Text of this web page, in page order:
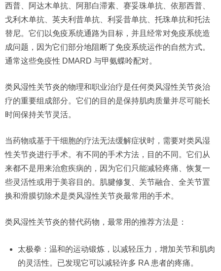
西普、阿达木单抗、阿那白滞素、赛妥珠单抗、依那西普、
戈利木单抗、英夫利昔单抗、利妥昔单抗、托珠单抗和托法
替尼。它们以免疫系统通路为目标，并且经常对免疫系统造
成问题，因为它们部分地阻断了免疫系统运作的自然方式。
通常这些免疫性 DMARD 与甲氨蝶呤配对。
类风湿性关节炎的物理和职业治疗是任何类风湿性关节炎治
疗的重要组成部分。它们的目的是保持肌肉质量并尽可能长
时间保持关节灵活。
当药物或基于干细胞的疗法无法缓解症状时，需要对类风湿
性关节炎进行手术。有不同的手术方法，目的不同。它们从
来都不是用来治愈疾病的，因为它们只能减轻疼痛、恢复一
些灵活性或用于美容目的。肌腱修复、关节融合、全关节置
换和滑膜切除术是类风湿性关节炎最常用的手术。
类风湿性关节炎的替代药物，最常用的推荐方法是：
太极拳：温和的运动锻炼，以减轻压力，增加关节和肌肉
的灵活性。已发现它可以减轻许多 RA 患者的疼痛。